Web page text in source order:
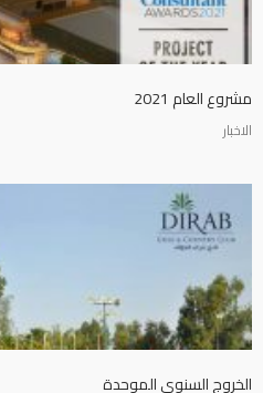
مشروع العام 2021
الاخبار
الخروج السنوي الموحدة